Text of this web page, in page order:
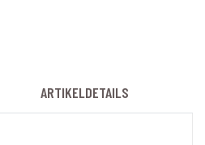
ARTIKELDETAILS